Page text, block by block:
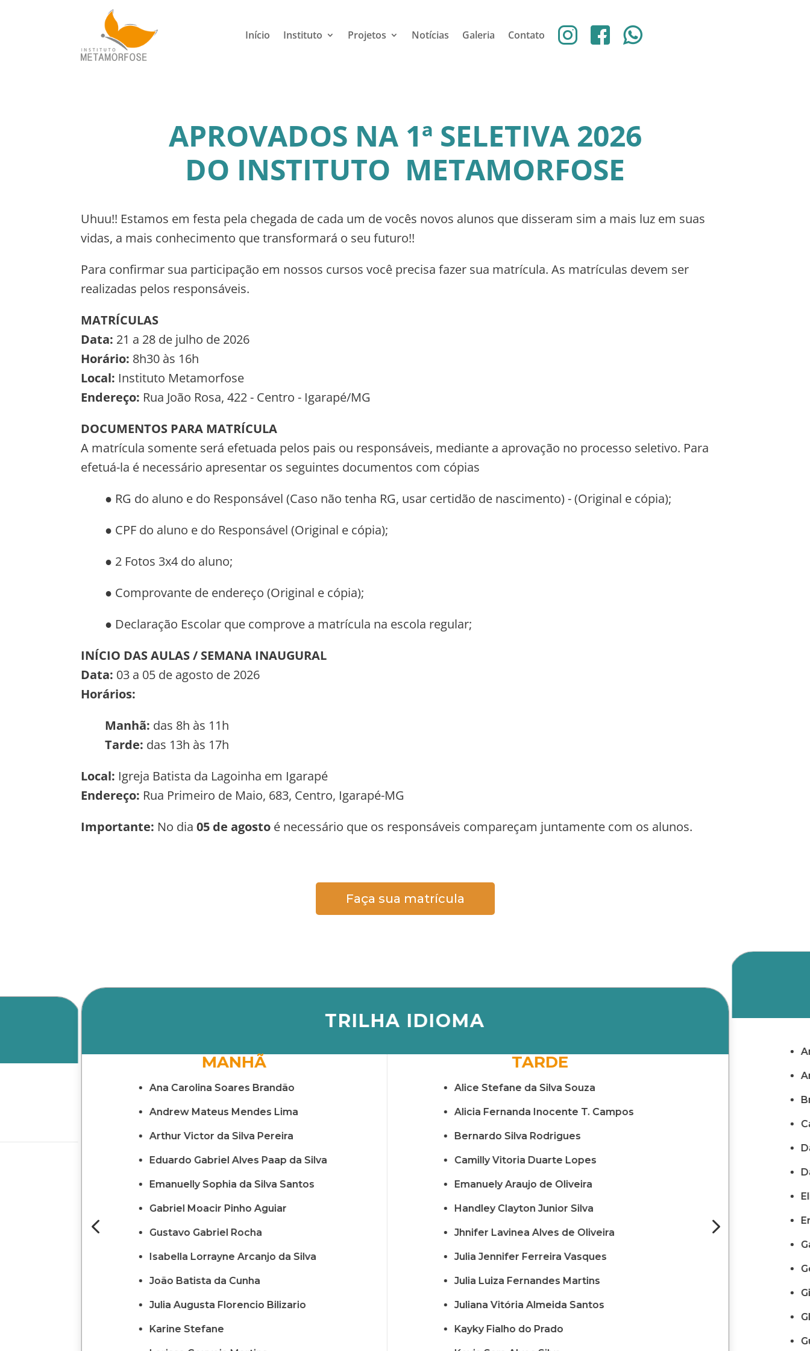
Início Instituto Projetos Notícias Galeria Contato
APROVADOS NA 1ª SELETIVA 2026
DO INSTITUTO METAMORFOSE
Uhuu!! Estamos em festa pela chegada de cada um de vocês novos alunos que disseram sim a mais luz em suas
vidas, a mais conhecimento que transformará o seu futuro!!
Para confirmar sua participação em nossos cursos você precisa fazer sua matrícula. As matrículas devem ser
realizadas pelos responsáveis.
MATRÍCULAS
Data: 21 a 28 de julho de 2026
Horário: 8h30 às 16h
Local: Instituto Metamorfose
Endereço: Rua João Rosa, 422 - Centro - Igarapé/MG
DOCUMENTOS PARA MATRÍCULA
A matrícula somente será efetuada pelos pais ou responsáveis, mediante a aprovação no processo seletivo. Para
efetuá-la é necessário apresentar os seguintes documentos com cópias
● RG do aluno e do Responsável (Caso não tenha RG, usar certidão de nascimento) - (Original e cópia);
● CPF do aluno e do Responsável (Original e cópia);
● 2 Fotos 3x4 do aluno;
● Comprovante de endereço (Original e cópia);
● Declaração Escolar que comprove a matrícula na escola regular;
INÍCIO DAS AULAS / SEMANA INAUGURAL
Data: 03 a 05 de agosto de 2026
Horários:
Manhã: das 8h às 11h
Tarde: das 13h às 17h
Local: Igreja Batista da Lagoinha em Igarapé
Endereço: Rua Primeiro de Maio, 683, Centro, Igarapé-MG
Importante: No dia05 de agosto é necessário que os responsáveis compareçam juntamente com os alunos.
Faça sua matrícula
TRILHA IDIOMA
MANHÃ
Ana Carolina Soares Brandão
Andrew Mateus Mendes Lima
Arthur Victor da Silva Pereira
Eduardo Gabriel Alves Paap da Silva
Emanuelly Sophia da Silva Santos
Gabriel Moacir Pinho Aguiar
Gustavo Gabriel Rocha
Isabella Lorrayne Arcanjo da Silva
João Batista da Cunha
Julia Augusta Florencio Bilizario
Karine Stefane
TARDE
Alice Stefane da Silva Souza
Alicia Fernanda Inocente T. Campos
Bernardo Silva Rodrigues
Camilly Vitoria Duarte Lopes
Emanuely Araujo de Oliveira
Handley Clayton Junior Silva
Jhnifer Lavinea Alves de Oliveira
Julia Jennifer Ferreira Vasques
Julia Luiza Fernandes Martins
Juliana Vitória Almeida Santos
Kayky Fialho do Prado
4 5